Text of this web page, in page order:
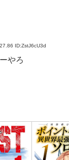
ID:ZstJ6cU3d
やろ